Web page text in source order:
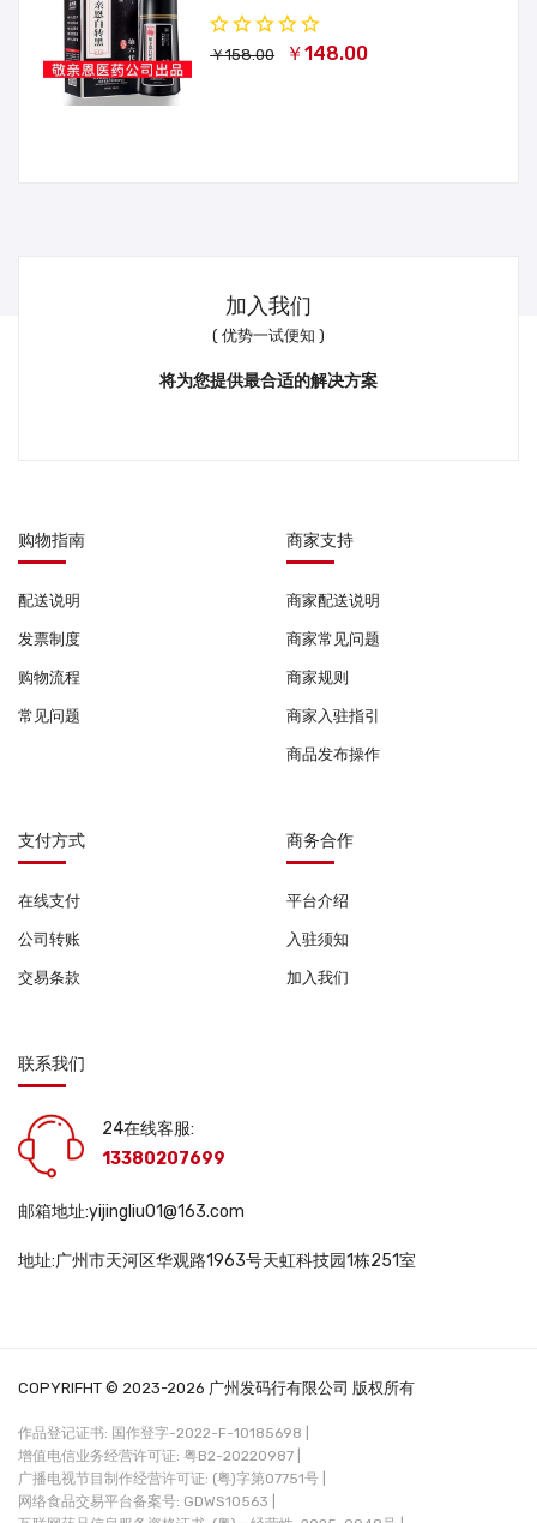
￥158.00 ￥148.00
加入我们
( 优势一试便知 )
将为您提供最合适的解决方案
购物指南
配送说明
发票制度
购物流程
常见问题
商家支持
商家配送说明
商家常见问题
商家规则
商家入驻指引
商品发布操作
支付方式
在线支付
公司转账
交易条款
商务合作
平台介绍
入驻须知
加入我们
联系我们
24在线客服:
13380207699
邮箱地址:yijingliu01@163.com
地址:广州市天河区华观路1963号天虹科技园1栋251室
COPYRIFHT © 2023-2026 广州发码行有限公司 版权所有
作品登记证书: 国作登字-2022-F-10185698 |
增值电信业务经营许可证: 粤B2-20220987 |
广播电视节目制作经营许可证: (粤)字第07751号 |
网络食品交易平台备案号: GDWS10563 |